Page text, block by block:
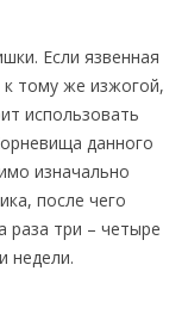
Если язвенная
тому же изжогой,
использовать
данного
изначально
после чего
раза три – четыре
недели.